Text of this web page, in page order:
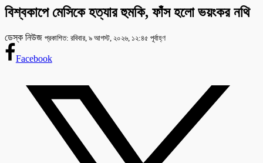
বিশ্বকাপে মেসিকে হত্যার হুমকি, ফাঁস হলো ভয়ংকর নথি
ডেস্ক নিউজ প্রকাশিত: রবিবার, ৯ আগস্ট, ২০২৬, ১২:৪৫ পূর্বাহ্ণ
Facebook